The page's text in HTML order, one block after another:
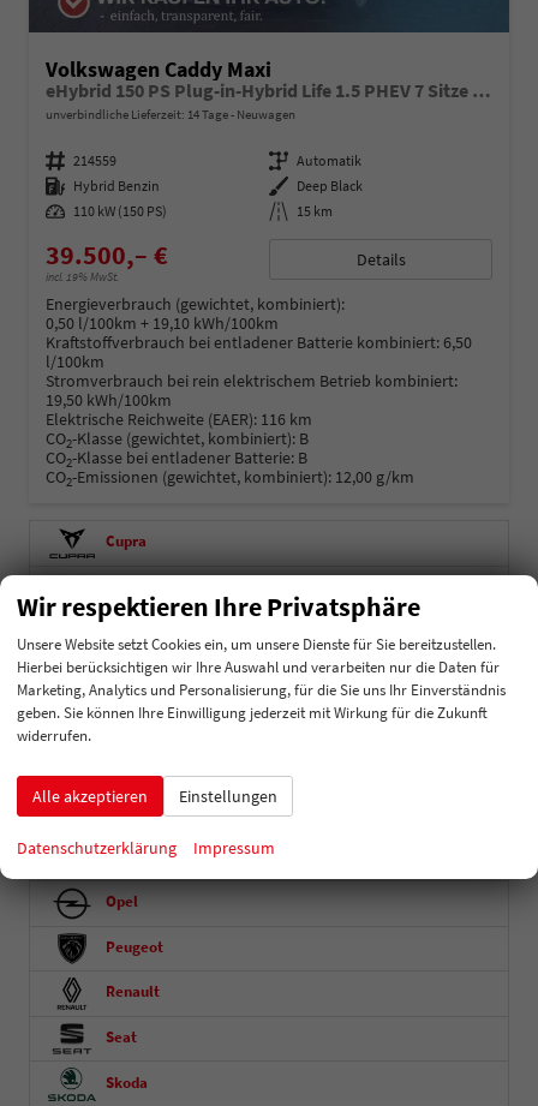
Volkswagen Caddy Maxi
eHybrid 150 PS Plug-in-Hybrid Life 1.5 PHEV 7 Sitze DSG
unverbindliche Lieferzeit: 14 Tage Neuwagen
Fahrzeugnummer 214559 Getriebe Automatik
Kraftstoff Hybrid Benzin Außenfarbe Deep Black
Leistung 110 kW (150 PS) Kilometerstand 15 km
39.500,– €
incl. 19% MwSt.
Details
Energieverbrauch (gewichtet, kombiniert):
0,50 l/100km + 19,10 kWh/100km
Kraftstoffverbrauch bei entladener Batterie kombiniert:6,50
l/100km
Stromverbrauch bei rein elektrischem Betrieb kombiniert:
19,50 kWh/100km
Elektrische Reichweite (EAER): 116 km
CO2-Klasse (gewichtet, kombiniert): B
CO2-Klasse bei entladener Batterie: B
CO2-Emissionen (gewichtet, kombiniert): 12,00 g/km
Cupra
Hyundai
Kia
Nissan
Opel
Peugeot
Renault
Seat
Skoda
Wir respektieren Ihre Privatsphäre
Unsere Website setzt Cookies ein, um unsere Dienste für Sie bereitzustellen.
Hierbei berücksichtigen wir Ihre Auswahl und verarbeiten nur die Daten für
Marketing, Analytics und Personalisierung, für die Sie uns Ihr Einverständnis
geben. Sie können Ihre Einwilligung jederzeit mit Wirkung für die Zukunft
widerrufen.
Alle akzeptieren Einstellungen
Datenschutzerklärung Impressum